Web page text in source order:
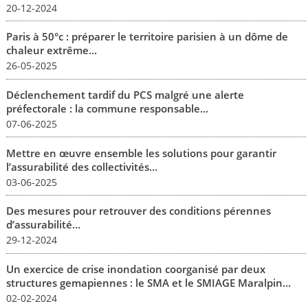
20-12-2024
Paris à 50°c : préparer le territoire parisien à un dôme de
chaleur extrême...
26-05-2025
Déclenchement tardif du PCS malgré une alerte
préfectorale : la commune responsable...
07-06-2025
Mettre en œuvre ensemble les solutions pour garantir
l’assurabilité des collectivités...
03-06-2025
Des mesures pour retrouver des conditions pérennes
d’assurabilité...
29-12-2024
Un exercice de crise inondation coorganisé par deux
structures gemapiennes : le SMA et le SMIAGE Maralpin...
02-02-2024